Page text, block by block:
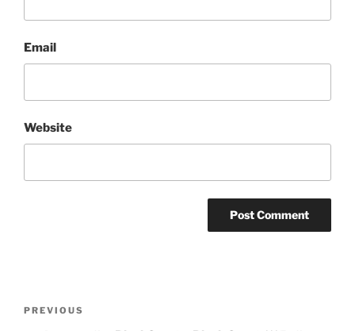
Email
Website
Previous
PREVIOUS